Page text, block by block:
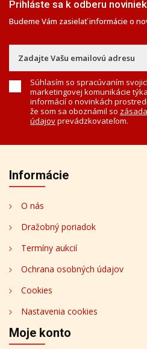
Prihláste sa k odberu noviniek
Budeme Vám zasielať informácie o
Súhlasím so spracúvaním
marketingovej komunikácie
informácií o novinkách
že som sa oboznámil so
údajovprevádzkovateľom.
Informácie
O nás
Dražobný poriadok
Termíny aukcií
Ochrana osobných údajov
Cookies
Nastavenia cookies
Moje konto